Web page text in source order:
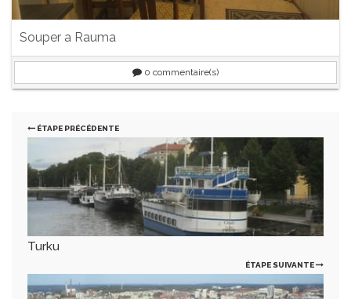
Souper a Rauma
0 commentaire(s)
ÉTAPE PRÉCÉDENTE
Turku
ÉTAPE SUIVANTE